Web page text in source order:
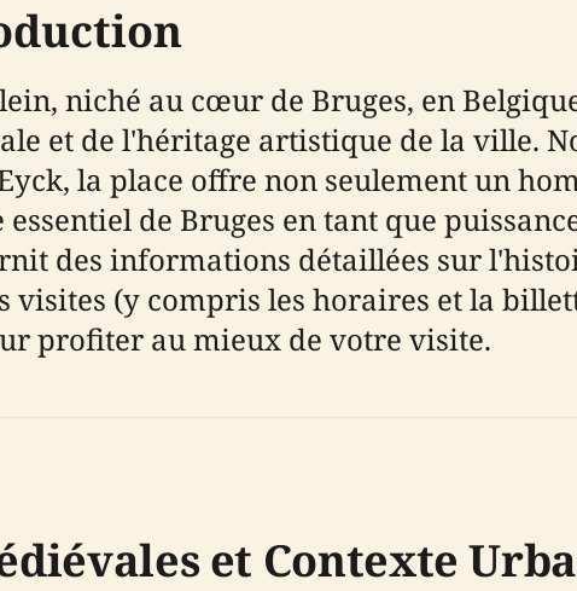
niché au cœur de Bruges, en
et de l'héritage artistique de la ville.
la place offre non seulement un
de Bruges en tant que
des informations détaillées sur
visites (y compris les horaires et la
profiter au mieux de votre visite.
et Contexte